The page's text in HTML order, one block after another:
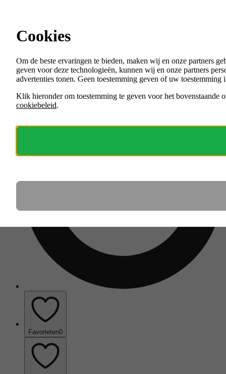
Menu
VACATURES
ORGANISATIES
Favorieten0
Cookies
Om de beste ervaringen te bieden, maken wij en onze partners
geven voor deze technologieën, kunnen wij en onze partners
advertenties tonen. Geen toestemming geven of uw
Klik hieronder om toestemming te geven voor het bovenstaande
cookiebeleid.